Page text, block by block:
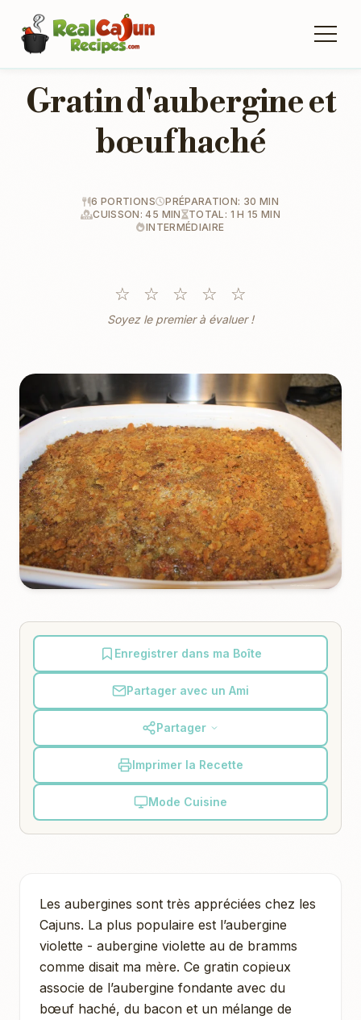
Gratin d'aubergine et
bœuf haché
6 PORTIONS
PRÉPARATION: 30 MIN
CUISSON: 45 MIN
TOTAL: 1 H 15 MIN
INTERMÉDIAIRE
☆ ☆ ☆ ☆ ☆
Soyez le premier à évaluer !
Enregistrer dans ma Boîte
Partager avec un Ami
Partager
Imprimer la Recette
Mode Cuisine
Les aubergines sont très appréciées chez les
Cajuns. La plus populaire est l’aubergine
violette - aubergine violette au de bramms
comme disait ma mère. Ce gratin copieux
associe de l’aubergine fondante avec du
bœuf haché, du bacon et un mélange de